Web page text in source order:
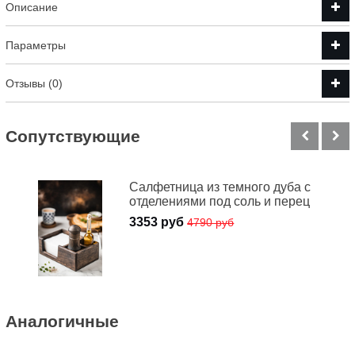
Описание
Параметры
Отзывы (0)
Cопутствующие
Салфетница из темного дуба с
отделениями под соль и перец
3353 руб4790 руб
Аналогичные